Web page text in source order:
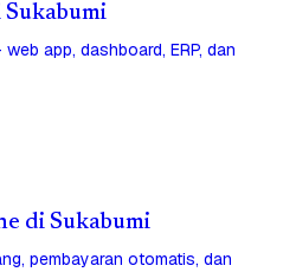
Sukabumi
app, dashboard, ERP, dan
di Sukabumi
pembayaran otomatis, dan